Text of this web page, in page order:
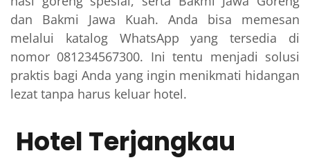
dan Bakmi Jawa Kuah. Anda bisa memesan
melalui katalog WhatsApp yang tersedia di
nomor 081234567300. Ini tentu menjadi solusi
praktis bagi Anda yang ingin menikmati hidangan
lezat tanpa harus keluar hotel.
Hotel Terjangkau